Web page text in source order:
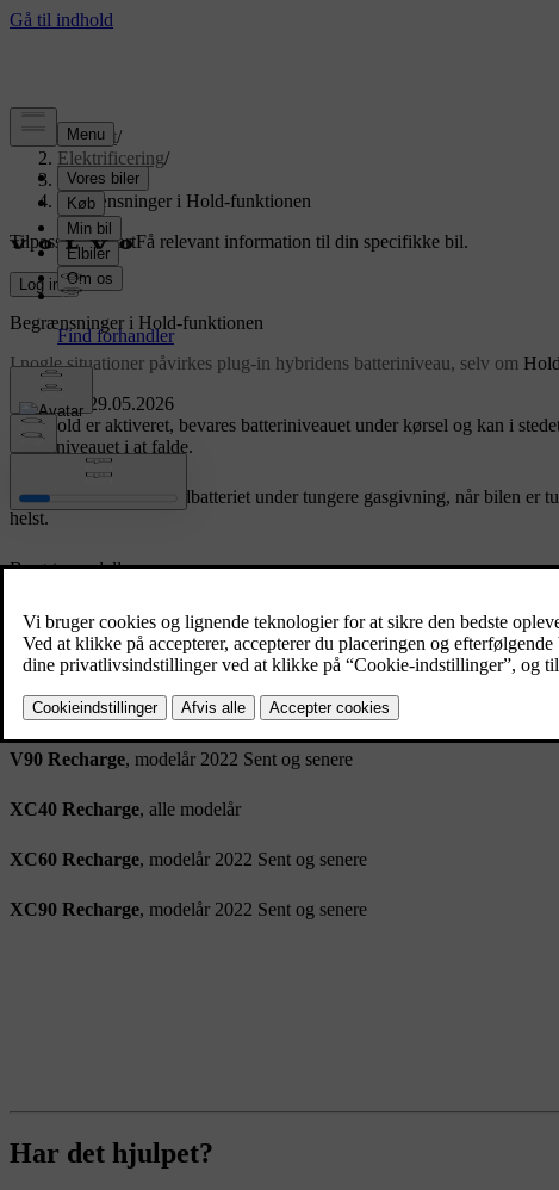
Support/
Elektrificering/
Batterier/
Begrænsninger i Hold-funktionen
Tilpasset supportFå relevant information til din specifikke bil.
Log ind
Opdateret 29.05.2026
Begrænsninger i Hold-funktionen
I nogle situationer påvirkes plug-in hybridens batteriniveau, selv om Hold
Når Hold er aktiveret, bevares batteriniveauet under kørsel og kan i
batteriniveauet i at falde.
Imidlertid bruges hybridbatteriet under tungere gasgivning, når bilen
helst.
Berørte modeller
S90 Recharge, modelår 2022 Sent og senere
V60 Recharge, modelår 2022 Sent og senere
V90 Recharge, modelår 2022 Sent og senere
XC40 Recharge, alle modelår
XC60 Recharge, modelår 2022 Sent og senere
XC90 Recharge, modelår 2022 Sent og senere
Har det hjulpet?